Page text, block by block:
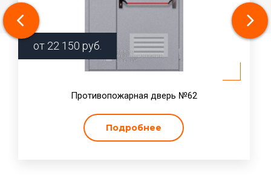
от 22 150 руб.
Противопожарная дверь №62
Подробнее